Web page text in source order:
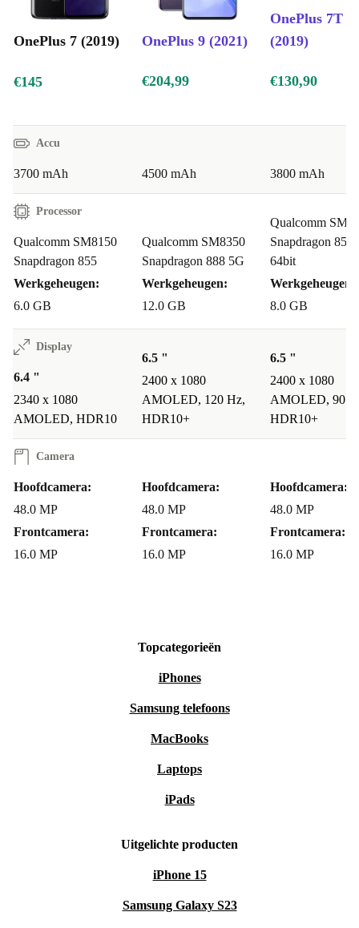
OnePlus 7 (2019) OnePlus 9 (2021)
OnePlus 7T
(2019)
€145 €204,99 €130,90
Accu
3700 mAh 4500 mAh 3800 mAh
Processor
Qualcomm SM8150
Snapdragon 855
Werkgeheugen:
6.0 GB
Qualcomm SM8350
Snapdragon 888 5G
Werkgeheugen:
12.0 GB
Qualcomm
Snapdragon 855
64bit
Werkgeheugen:
8.0 GB
Display
6.4 "
2340 x 1080
AMOLED, HDR10
6.5 "
2400 x 1080
AMOLED, 120 Hz,
HDR10+
6.5 "
2400 x 1080
AMOLED, 90
HDR10+
Camera
Hoofdcamera:
48.0 MP
Frontcamera:
16.0 MP
Hoofdcamera:
48.0 MP
Frontcamera:
16.0 MP
Hoofdcamera:
48.0 MP
Frontcamera:
16.0 MP
Topcategorieën
iPhones
Samsung telefoons
MacBooks
Laptops
iPads
Uitgelichte producten
iPhone 15
Samsung Galaxy S23